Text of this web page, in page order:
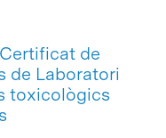
de
de Laboratori
toxicològics